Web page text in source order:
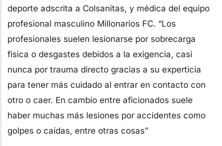
deporte adscrita a Colsanitas, y médica del equipo
profesional masculino Millonarios FC. “Los
profesionales suelen lesionarse por sobrecarga
física o desgastes debidos a la exigencia, casi
nunca por trauma directo gracias a su experticia
para tener más cuidado al entrar en contacto con
otro o caer. En cambio entre aficionados suele
haber muchas más lesiones por accidentes como
golpes o caídas, entre otras cosas”